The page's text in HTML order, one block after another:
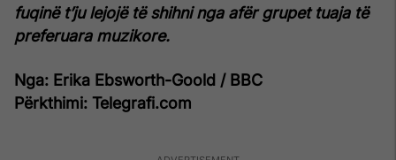
fuqinë t’ju lejojë të shihni nga afër grupet tuaja të
preferuara muzikore.
Nga: Erika Ebsworth-Goold / BBC
Përkthimi: Telegrafi.com